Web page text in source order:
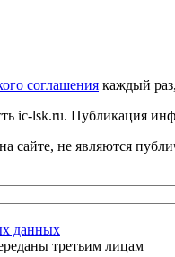
соглашения каждый
ic-lsk.ru. Публикация
сайте, не являются
данных
третьим лицам